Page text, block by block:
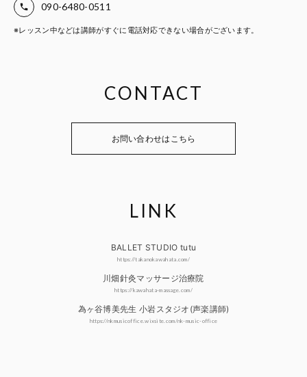
090-6480-0511
※レッスン中などは講師がすぐに電話対応できない場合がございます。
CONTACT
お問い合わせはこちら
LINK
BALLET STUDIO tutu
https://takanokawahata.com/
川畑針灸マッサージ治療院
https://kawahata-massage.com/
為ヶ谷博美先生 小岩スタジオ(声楽講師)
https://nkmusicoffice.wixsite.com/nk-music-office